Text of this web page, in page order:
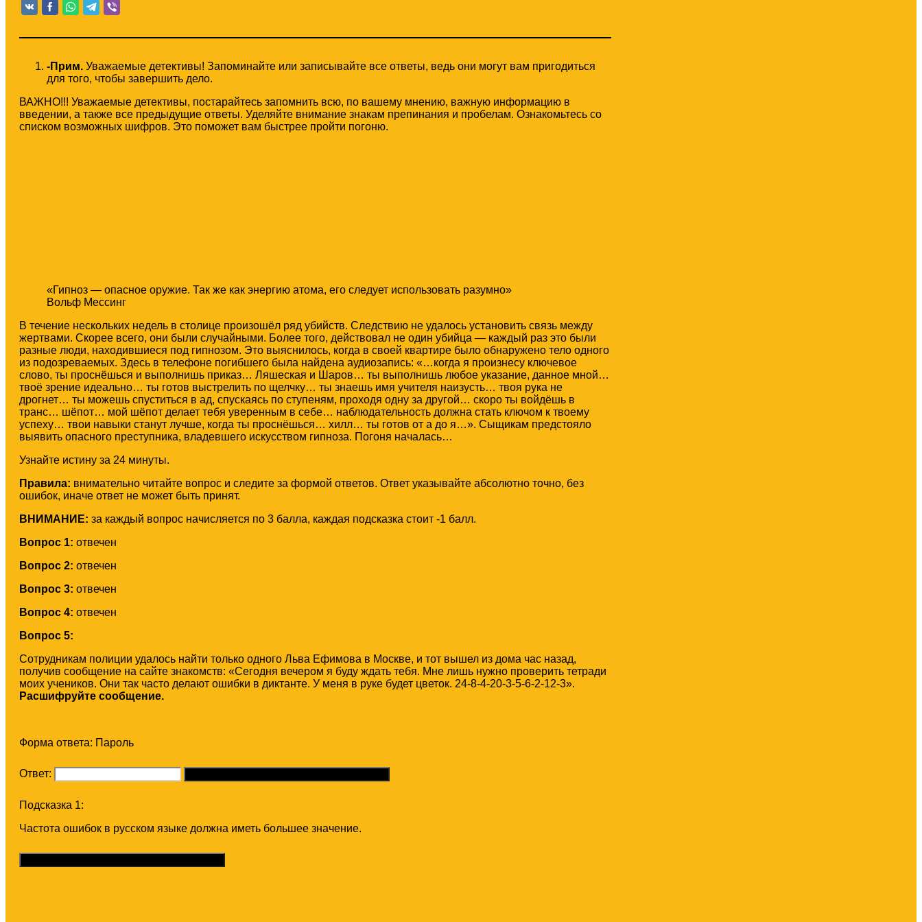
-Прим. Уважаемые детективы! Запоминайте или записывайте все ответы, ведь они могут вам пригодиться
для того, чтобы завершить дело.
ВАЖНО!!! Уважаемые детективы, постарайтесь запомнить всю, по вашему мнению, важную информацию в
введении, а также все предыдущие ответы. Уделяйте внимание знакам препинания и пробелам. Ознакомьтесь со
списком возможных шифров. Это поможет вам быстрее пройти погоню.
«Гипноз — опасное оружие. Так же как энергию атома, его следует использовать разумно»
Вольф Мессинг
В течение нескольких недель в столице произошёл ряд убийств. Следствию не удалось установить связь между
жертвами. Скорее всего, они были случайными. Более того, действовал не один убийца — каждый раз это были
разные люди, находившиеся под гипнозом. Это выяснилось, когда в своей квартире было обнаружено тело одного
из подозреваемых. Здесь в телефоне погибшего была найдена аудиозапись: «…когда я произнесу ключевое
слово, ты проснёшься и выполнишь приказ… Ляшеская и Шаров… ты выполнишь любое указание, данное мной…
твоё зрение идеально… ты готов выстрелить по щелчку… ты знаешь имя учителя наизусть… твоя рука не
дрогнет… ты можешь спуститься в ад, спускаясь по ступеням, проходя одну за другой… скоро ты войдёшь в
транс… шёпот… мой шёпот делает тебя уверенным в себе… наблюдательность должна стать ключом к твоему
успеху… твои навыки станут лучше, когда ты проснёшься… хилл… ты готов от а до я…». Сыщикам предстояло
выявить опасного преступника, владевшего искусством гипноза. Погоня началась…
Узнайте истину за 24 минуты.
Правила: внимательно читайте вопрос и следите за формой ответов. Ответ указывайте абсолютно точно, без
ошибок, иначе ответ не может быть принят.
ВНИМАНИЕ: за каждый вопрос начисляется по 3 балла, каждая подсказка стоит -1 балл.
Вопрос 1: отвечен
Вопрос 2: отвечен
Вопрос 3: отвечен
Вопрос 4: отвечен
Вопрос 5:
Сотрудникам полиции удалось найти только одного Льва Ефимова в Москве, и тот вышел из дома час назад,
получив сообщение на сайте знакомств: «Сегодня вечером я буду ждать тебя. Мне лишь нужно проверить тетради
моих учеников. Они так часто делают ошибки в диктанте. У меня в руке будет цветок. 24-8-4-20-3-5-6-2-12-3».
Расшифруйте сообщение.
Форма ответа: Пароль
Ответ:
Подсказка 1:
Частота ошибок в русском языке должна иметь большее значение.